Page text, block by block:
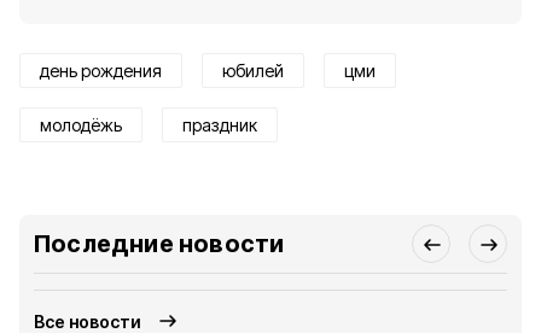
день рождения юбилей цми
молодёжь праздник
Последние новости
Все новости